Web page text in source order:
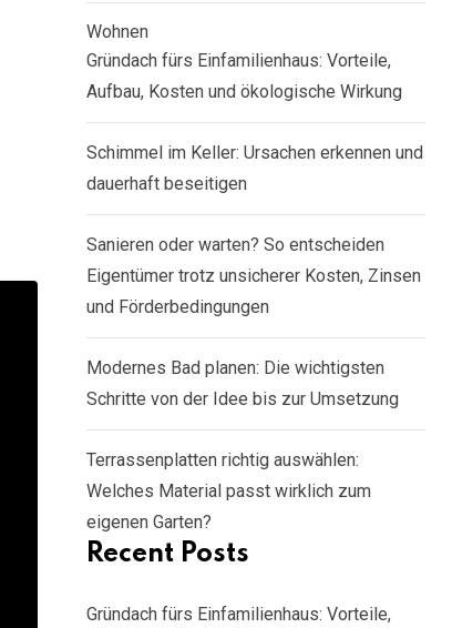
Wohnen
Gründach fürs Einfamilienhaus: Vorteile,
Aufbau, Kosten und ökologische Wirkung
Schimmel im Keller: Ursachen erkennen und
dauerhaft beseitigen
Sanieren oder warten? So entscheiden
Eigentümer trotz unsicherer Kosten, Zinsen
und Förderbedingungen
Modernes Bad planen: Die wichtigsten
Schritte von der Idee bis zur Umsetzung
Terrassenplatten richtig auswählen:
Welches Material passt wirklich zum
eigenen Garten?
Recent Posts
Gründach fürs Einfamilienhaus: Vorteile,